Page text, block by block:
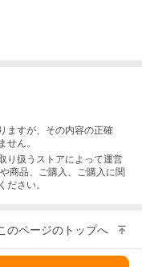
ますが、その内容の正確
せん。
り扱うストアによって運営
や商品、ご購入 、ご購入に関
ださい。
のページのトップへ